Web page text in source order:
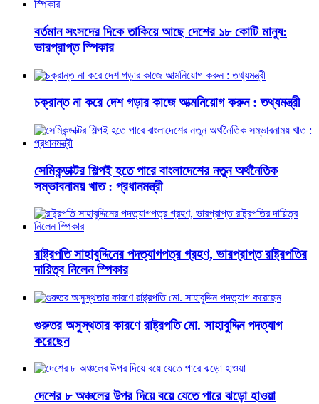
বর্তমান সংসদের দিকে তাকিয়ে আছে দেশের ১৮ কোটি মানুষ:
ভারপ্রাপ্ত স্পিকার
চক্রান্ত না করে দেশ গড়ার কাজে আত্মনিয়োগ করুন : তথ্যমন্ত্রী
সেমিকন্ডাক্টর শিল্পই হতে পারে বাংলাদেশের নতুন অর্থনৈতিক
সম্ভাবনাময় খাত : প্রধানমন্ত্রী
রাষ্ট্রপতি সাহাবুদ্দিনের পদত্যাগপত্র গ্রহণ, ভারপ্রাপ্ত রাষ্ট্রপতির
দায়িত্ব নিলেন স্পিকার
গুরুতর অসুস্থতার কারণে রাষ্ট্রপতি মো. সাহাবুদ্দিন পদত্যাগ
করেছেন
দেশের ৮ অঞ্চলের উপর দিয়ে বয়ে যেতে পারে ঝড়ো হাওয়া